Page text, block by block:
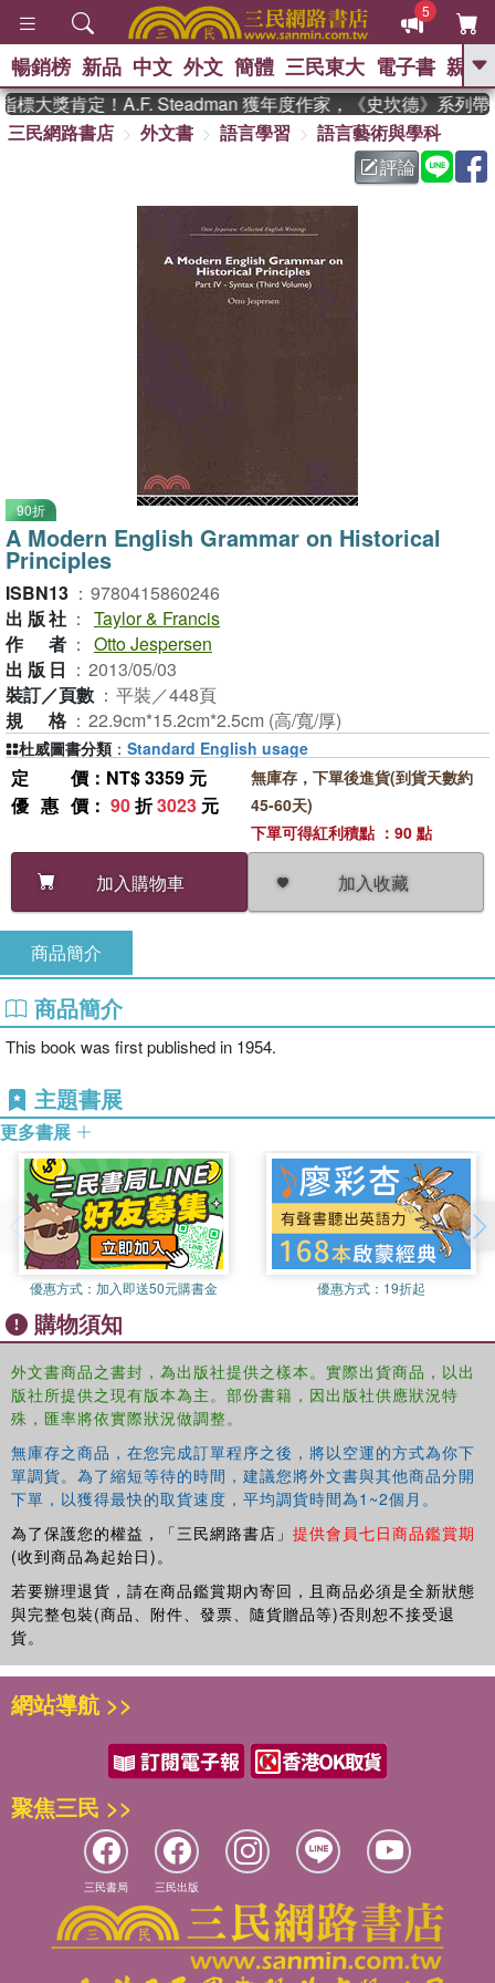
5
GO
熱搜： 東野圭吾 、 高希均教授回憶錄
父親節 、 如果歷
暑期推薦 、 國際布克
獎 臺灣漫遊錄 、 方念華
登輝時代 、 數學女孩：黎曼猜想
偉大的迷走神經
暢銷榜 新品 中文 外文 簡體 三民東大 電子書 親子
大獎肯定！A.F. Steadman 獲年度作家，《史坎德》系列帶
三民網路書店
外文書 語言學習
語言藝術與學科
評論
90折
A Modern English Grammar on Historical
Principles
ISBN13 ： 9780415860246
出版社 ： Taylor & Francis
作者 ： Otto Jespersen
出版日 ： 2013/05/03
裝訂／頁數 ： 平裝／448頁
規格 ： 22.9cm*15.2cm*2.5cm (高/寬/厚)
定價 ：NT$ 3359 元
優惠價 ： 90折3023 元
加入購物車 加入收藏
無庫存，下單後進貨(到貨天數約
45-60天)
下單可得紅利積點 ：90 點
杜威圖書分類 ： Standard English usage
商品簡介
商品簡介
This book was first published in 1954.
主題書展
更多書展
優惠方式： 加入即送50元購書金 優惠方式： 19折起
購物須知
外文書商品之書封，為出版社提供之樣本。實際出貨商品，以出
版社所提供之現有版本為主。部份書籍，因出版社供應狀況特
殊，匯率將依實際狀況做調整。
無庫存之商品，在您完成訂單程序之後，將以空運的方式為你下
單調貨。為了縮短等待的時間，建議您將外文書與其他商品分開
下單，以獲得最快的取貨速度，平均調貨時間為1~2個月。
為了保護您的權益，「三民網路書店」 提供會員七日商品鑑賞期
(收到商品為起始日)。
若要辦理退貨，請在商品鑑賞期內寄回，且商品必須是全新狀態
與完整包裝(商品、附件、發票、隨貨贈品等)否則恕不接受退
貨。
網站導航 >>
聚焦三民 >>
三民書局 三民出版